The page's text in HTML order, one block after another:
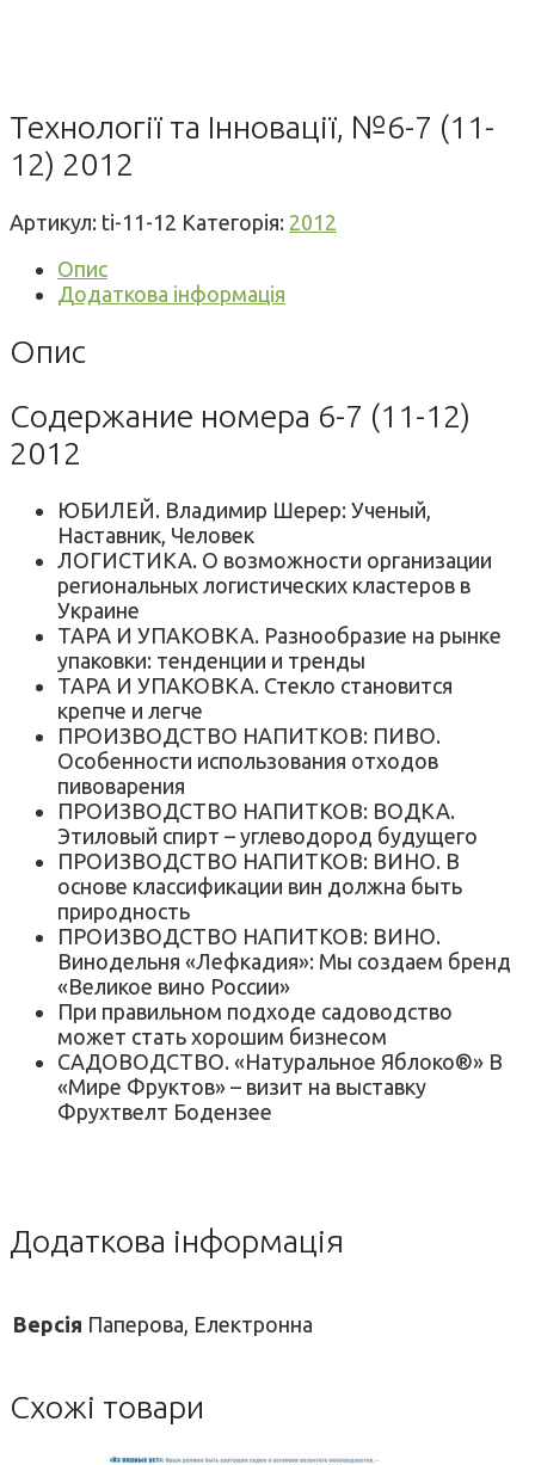
Технології та Інновації, №6-7 (11-
12) 2012
Артикул: ti-11-12 Категорія: 2012
Опис
Додаткова інформація
Опис
Содержание номера 6-7 (11-12)
2012
ЮБИЛЕЙ. Владимир Шерер: Ученый,
Наставник, Человек
ЛОГИСТИКА. О возможности организации
региональных логистических кластеров в
Украине
ТАРА И УПАКОВКА. Разнообразие на рынке
упаковки: тенденции и тренды
ТАРА И УПАКОВКА. Стекло становится
крепче и легче
ПРОИЗВОДСТВО НАПИТКОВ: ПИВО.
Особенности использования отходов
пивоварения
ПРОИЗВОДСТВО НАПИТКОВ: ВОДКА.
Этиловый спирт – углеводород будущего
ПРОИЗВОДСТВО НАПИТКОВ: ВИНО. В
основе классификации вин должна быть
природность
ПРОИЗВОДСТВО НАПИТКОВ: ВИНО.
Винодельня «Лефкадия»: Мы создаем бренд
«Великое вино России»
При правильном подходе садоводство
может стать хорошим бизнесом
САДОВОДСТВО. «Натуральное Яблоко®» В
«Мире Фруктов» – визит на выставку
Фрухтвелт Бодензее
Додаткова інформація
Версія Паперова, Електронна
Схожі товари